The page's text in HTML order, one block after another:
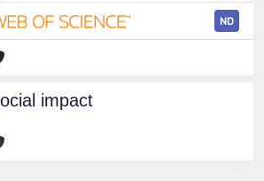
ND
impact